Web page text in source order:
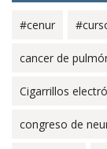
#cenur
cancer de
Cigarrillos
congreso de